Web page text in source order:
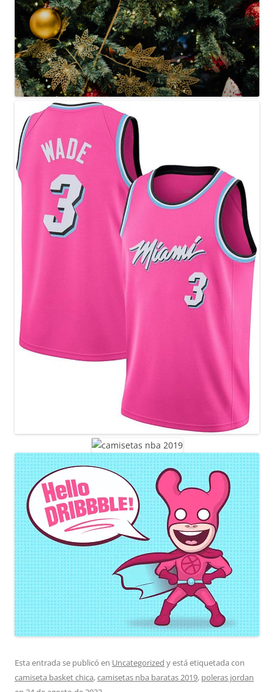
Esta entrada se publicó en Uncategorized y está etiquetada con
camiseta basket chica,camisetas nba baratas 2019, poleras jordan